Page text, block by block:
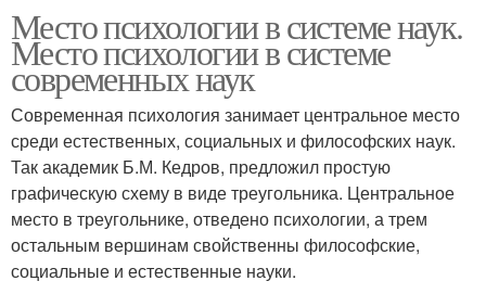
Место психологии в системе наук.
Место психологии в системе
современных наук
Современная психология занимает центральное место
среди естественных, социальных и философских наук.
Так академик Б.М. Кедров, предложил простую
графическую схему в виде треугольника. Центральное
место в треугольнике, отведено психологии, а трем
остальным вершинам свойственны философские,
социальные и естественные науки.